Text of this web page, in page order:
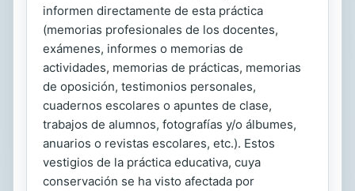
informen directamente de esta práctica
(memorias profesionales de los docentes,
exámenes, informes o memorias de
actividades, memorias de prácticas, memorias
de oposición, testimonios personales,
cuadernos escolares o apuntes de clase,
trabajos de alumnos, fotografías y/o álbumes,
anuarios o revistas escolares, etc.). Estos
vestigios de la práctica educativa, cuya
conservación se ha visto afectada por